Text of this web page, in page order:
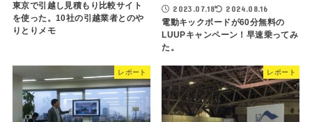
東京で引越し見積もり比較サイト
を使った。10社の引越業者とのや
りとりメモ
2023.07.18 2024.08.16
電動キックボードが60分無料の
LUUPキャンペーン！早速乗ってみ
た。
レポート レポート